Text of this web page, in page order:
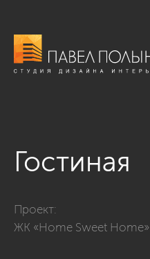
Гостиная
Проект:
ЖК «Home Sweet Home»